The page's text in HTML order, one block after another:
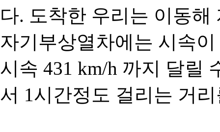
다. 도착한 우리는 이동
자기부상열차에는 시속
시속 431 km/h 까지 달릴
서 1시간정도 걸리는 거